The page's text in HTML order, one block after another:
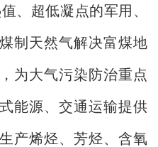
、超低凝点的军用、
制天然气解决富煤地
为大气污染防治重点
能源、交通运输提供
产烯烃、芳烃、含氧